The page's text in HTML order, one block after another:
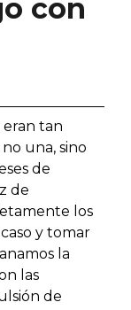
con
eran tan
una, sino
de
de
los
y tomar
la
las
de